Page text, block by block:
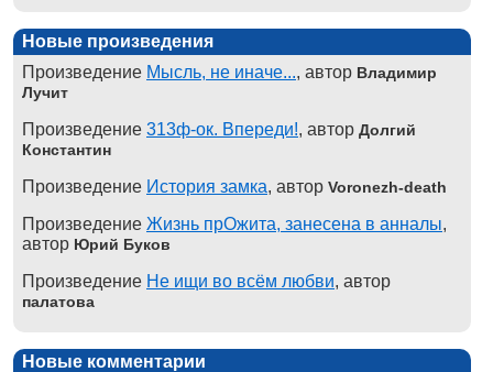
Новые произведения
Произведение Мысль, не иначе..., автор Владимир
Лучит
Произведение 313ф-ок. Впереди!, автор Долгий
Константин
Произведение История замка, автор Voronezh-death
Произведение Жизнь прОжита, занесена в анналы,
автор Юрий Буков
Произведение Не ищи во всём любви, автор
палатова
Новые комментарии